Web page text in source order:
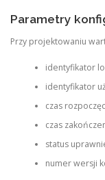
Parametry
Przy projektowaniu
identyfikator
identyfikator
czas
czas
status
numer wersji